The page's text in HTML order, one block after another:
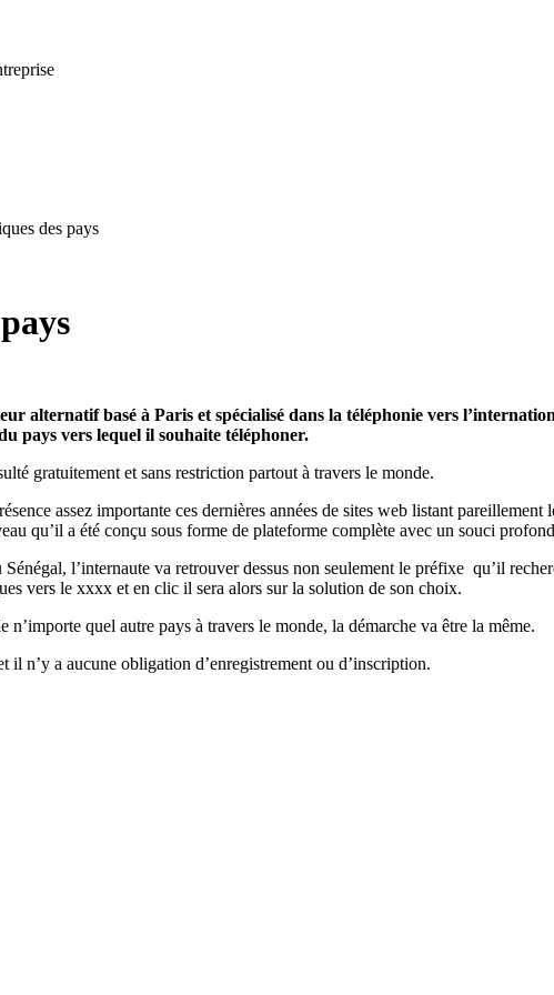
des pays
alternatif basé à Paris et spécialisé dans la téléphonie vers
pays vers lequel il souhaite téléphoner.
gratuitement et sans restriction partout à travers le monde.
assez importante ces dernières années de sites web listant
qu’il a été conçu sous forme de plateforme complète avec un souci
l’internaute va retrouver dessus non seulement le préfixe qu’il
vers le xxxx et en clic il sera alors sur la solution de son choix.
quel autre pays à travers le monde, la démarche va être la même.
n’y a aucune obligation d’enregistrement ou d’inscription.